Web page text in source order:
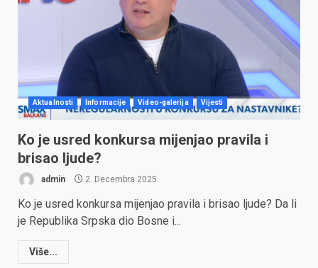
Aktualnosti Informacije Video-galerija Vijesti
Ko je usred konkursa mijenjao pravila i
brisao ljude?
admin 2. Decembra 2025.
Ko je usred konkursa mijenjao pravila i brisao ljude? Da li
je Republika Srpska dio Bosne i...
Više...